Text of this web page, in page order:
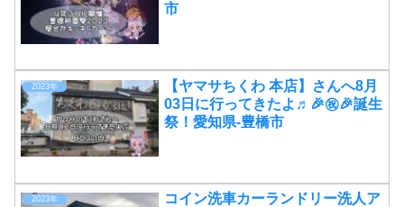
市
2023年
【ヤマサちくわ 本店】さんへ8月
03日に行ってきたよ♬🎉㊗🎉誕生
祭！愛知県-豊橋市
2023年
コイン洗車カーランドリー洗人ア